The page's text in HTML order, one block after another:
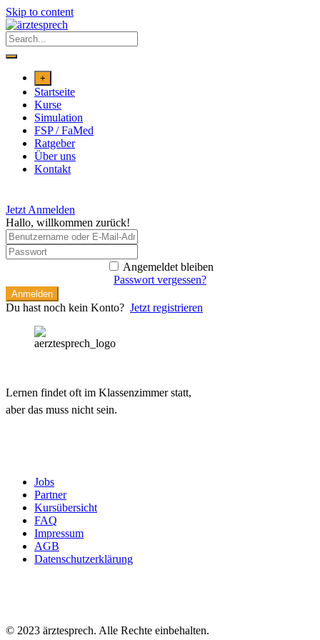
Skip to content
+
Startseite
Kurse
Simulation
FSP / FaMed
Ratgeber
Über uns
Kontakt
Jetzt Anmelden
Hallo, willkommen zurück!
Angemeldet bleiben
Passwort vergessen?
Anmelden
Du hast noch kein Konto? Jetzt registrieren
Lernen findet oft im Klassenzimmer statt,
aber das muss nicht sein.
Jobs
Partner
Kursübersicht
FAQ
Impressum
AGB
Datenschutzerklärung
© 2023 ärztesprech. Alle Rechte einbehalten.